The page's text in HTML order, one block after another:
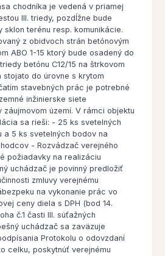
chodníka je vedená v priamej
III. triedy, pozdĺžne bude
sklon terénu resp. komunikácie.
z obidvoch strán betónovým
ABO 1-15 ktorý bude osadený do
betónu C12/15 na štrkovom
stojato do úrovne s krytom
stavebných prác je potrebné
inžinierske siete
území. V rámci objektu
sa rieši: - 25 ks svetelných
a 5 ks svetelných bodov na
- Rozvádzač verejného
požiadavky na realizáciu
uchádzač je povinný predložiť
zmluvy verejnému
na vykonanie prác vo
ceny diela s DPH (bod 14.
č.1 časti III. súťažných
uchádzač sa zaväzuje
Protokolu o odovzdaní
celku, poskytnúť verejnému